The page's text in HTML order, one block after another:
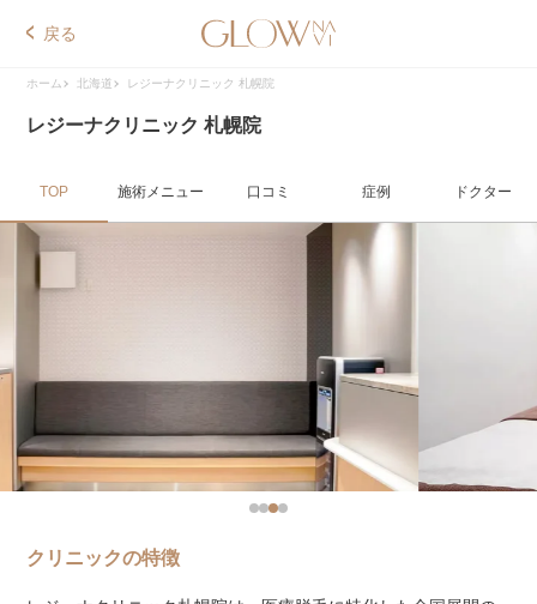
戻る
ホーム 北海道 レジーナクリニック 札幌院
レジーナクリニック 札幌院
TOP 施術メニュー 口コミ 症例 ドクター
クリニックの特徴